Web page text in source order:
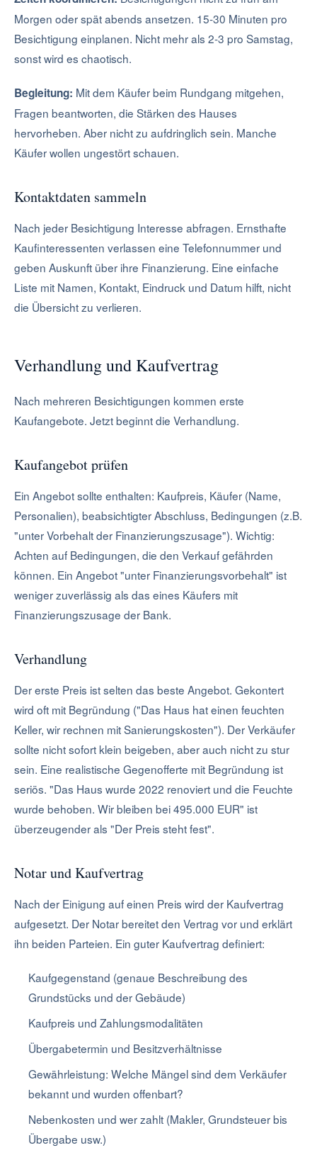
Morgen oder spät abends ansetzen. 15-30 Minuten pro
Besichtigung einplanen. Nicht mehr als 2-3 pro Samstag,
sonst wird es chaotisch.
Begleitung: Mit dem Käufer beim Rundgang mitgehen,
Fragen beantworten, die Stärken des Hauses
hervorheben. Aber nicht zu aufdringlich sein. Manche
Käufer wollen ungestört schauen.
Kontaktdaten sammeln
Nach jeder Besichtigung Interesse abfragen. Ernsthafte
Kaufinteressenten verlassen eine Telefonnummer und
geben Auskunft über ihre Finanzierung. Eine einfache
Liste mit Namen, Kontakt, Eindruck und Datum hilft, nicht
die Übersicht zu verlieren.
Verhandlung und Kaufvertrag
Nach mehreren Besichtigungen kommen erste
Kaufangebote. Jetzt beginnt die Verhandlung.
Kaufangebot prüfen
Ein Angebot sollte enthalten: Kaufpreis, Käufer (Name,
Personalien), beabsichtigter Abschluss, Bedingungen (z.B.
"unter Vorbehalt der Finanzierungszusage"). Wichtig:
Achten auf Bedingungen, die den Verkauf gefährden
können. Ein Angebot "unter Finanzierungsvorbehalt" ist
weniger zuverlässig als das eines Käufers mit
Finanzierungszusage der Bank.
Verhandlung
Der erste Preis ist selten das beste Angebot. Gekontert
wird oft mit Begründung ("Das Haus hat einen feuchten
Keller, wir rechnen mit Sanierungskosten"). Der Verkäufer
sollte nicht sofort klein beigeben, aber auch nicht zu stur
sein. Eine realistische Gegenofferte mit Begründung ist
seriös. "Das Haus wurde 2022 renoviert und die Feuchte
wurde behoben. Wir bleiben bei 495.000 EUR" ist
überzeugender als "Der Preis steht fest".
Notar und Kaufvertrag
Nach der Einigung auf einen Preis wird der Kaufvertrag
aufgesetzt. Der Notar bereitet den Vertrag vor und erklärt
ihn beiden Parteien. Ein guter Kaufvertrag definiert:
Kaufgegenstand (genaue Beschreibung des
Grundstücks und der Gebäude)
Kaufpreis und Zahlungsmodalitäten
Übergabetermin und Besitzverhältnisse
Gewährleistung: Welche Mängel sind dem Verkäufer
bekannt und wurden offenbart?
Nebenkosten und wer zahlt (Makler, Grundsteuer bis
Übergabe usw.)